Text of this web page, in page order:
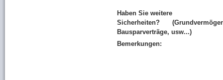
Haben Sie weitere
Sicherheiten?
Bausparverträge, usw...)
Bemerkungen: